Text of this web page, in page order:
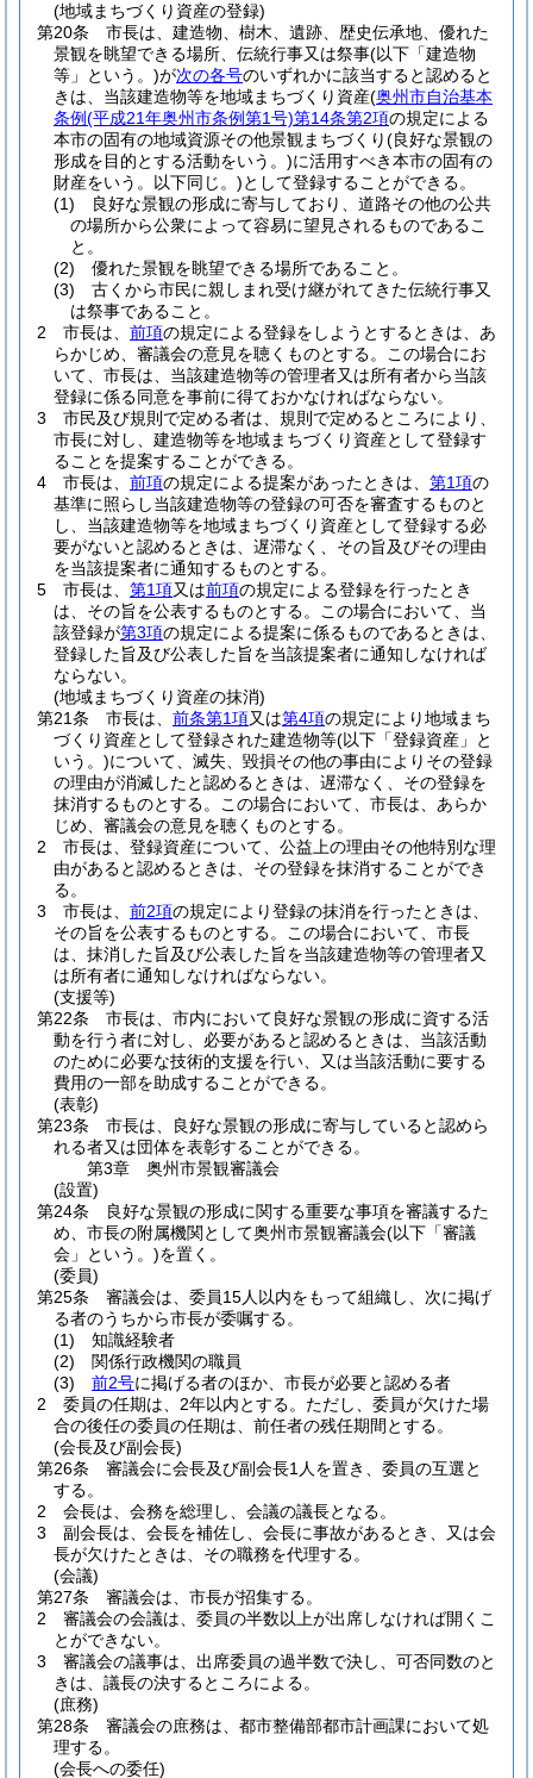
(地域まちづくり資産の登録)
第20条
市長は、建造物、樹木、遺跡、歴史伝承地、優れた
景観を眺望できる場所、伝統行事又は祭事(以下「建造物
等」という。)が次の各号のいずれかに該当すると認めると
きは、当該建造物等を地域まちづくり資産(奥州市自治基本
条例(平成21年奥州市条例第1号)第14条第2項の規定による
本市の固有の地域資源その他景観まちづくり(良好な景観の
形成を目的とする活動をいう。)に活用すべき本市の固有の
財産をいう。以下同じ。)として登録することができる。
(1)
良好な景観の形成に寄与しており、道路その他の公共
の場所から公衆によって容易に望見されるものであるこ
と。
(2)
優れた景観を眺望できる場所であること。
(3)
古くから市民に親しまれ受け継がれてきた伝統行事又
は祭事であること。
2
市長は、 前項の規定による登録をしようとするときは、あ
らかじめ、審議会の意見を聴くものとする。
この場合にお
いて、市長は、当該建造物等の管理者又は所有者から当該
登録に係る同意を事前に得ておかなければならない。
3
市民及び規則で定める者は、規則で定めるところにより、
市長に対し、建造物等を地域まちづくり資産として登録す
ることを提案することができる。
4
市長は、 前項の規定による提案があったときは、 第1項の
基準に照らし当該建造物等の登録の可否を審査するものと
し、当該建造物等を地域まちづくり資産として登録する必
要がないと認めるときは、遅滞なく、その旨及びその理由
を当該提案者に通知するものとする。
5
市長は、 第1項又は前項の規定による登録を行ったとき
は、その旨を公表するものとする。
この場合において、当
該登録が第3項の規定による提案に係るものであるときは、
登録した旨及び公表した旨を当該提案者に通知しなければ
ならない。
(地域まちづくり資産の抹消)
第21条
市長は、 前条第1項又は第4項の規定により地域まち
づくり資産として登録された建造物等(以下「登録資産」と
いう。)について、滅失、毀損その他の事由によりその登録
の理由が消滅したと認めるときは、遅滞なく、その登録を
抹消するものとする。
この場合において、市長は、あらか
じめ、審議会の意見を聴くものとする。
2
市長は、登録資産について、公益上の理由その他特別な理
由があると認めるときは、その登録を抹消することができ
る。
3
市長は、 前2項の規定により登録の抹消を行ったときは、
その旨を公表するものとする。
この場合において、市長
は、抹消した旨及び公表した旨を当該建造物等の管理者又
は所有者に通知しなければならない。
(支援等)
第22条
市長は、市内において良好な景観の形成に資する活
動を行う者に対し、必要があると認めるときは、当該活動
のために必要な技術的支援を行い、又は当該活動に要する
費用の一部を助成することができる。
(表彰)
第23条
市長は、良好な景観の形成に寄与していると認めら
れる者又は団体を表彰することができる。
第3章
奥州市景観審議会
(設置)
第24条
良好な景観の形成に関する重要な事項を審議するた
め、市長の附属機関として奥州市景観審議会(以下「審議
会」という。)を置く。
(委員)
第25条
審議会は、委員15人以内をもって組織し、次に掲げ
る者のうちから市長が委嘱する。
(1)
知識経験者
(2)
関係行政機関の職員
(3)
前2号に掲げる者のほか、市長が必要と認める者
2
委員の任期は、2年以内とする。 ただし、委員が欠けた場
合の後任の委員の任期は、前任者の残任期間とする。
(会長及び副会長)
第26条
審議会に会長及び副会長1人を置き、委員の互選と
する。
2
会長は、会務を総理し、会議の議長となる。
3
副会長は、会長を補佐し、会長に事故があるとき、又は会
長が欠けたときは、その職務を代理する。
(会議)
第27条
審議会は、市長が招集する。
2
審議会の会議は、委員の半数以上が出席しなければ開くこ
とができない。
3
審議会の議事は、出席委員の過半数で決し、可否同数のと
きは、議長の決するところによる。
(庶務)
第28条
審議会の庶務は、都市整備部都市計画課において処
理する。
(会長への委任)